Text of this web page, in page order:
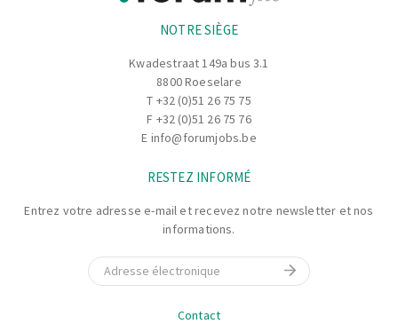
Application des normes de sécurité et respect des
réglementations en vigueur
NOTRE SIÈGE
Kwadestraat 149a bus 3.1
8800 Roeselare
T +32 (0)51 26 75 75
F +32 (0)51 26 75 76
E info@forumjobs.be
RESTEZ INFORMÉ
Entrez votre adresse e-mail et recevez notre newsletter et nos
informations.
E-mail
Contact